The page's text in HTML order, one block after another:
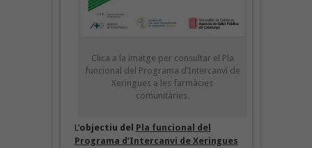
Clica a la imatge per consultar el Pla
funcional del Programa d’Intercanvi de
Xeringues a les farmàcies
comunitàries.
L’objectiu del Pla funcional del
Programa d’Intercanvi de Xeringues